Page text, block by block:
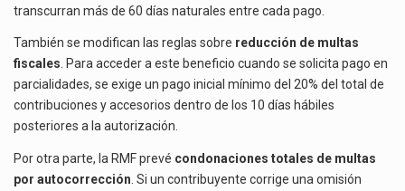
transcurran más de 60 días naturales entre cada pago.
También se modifican las reglas sobre reducción de multas
fiscales . Para acceder a este beneficio cuando se solicita pago en
parcialidades, se exige un pago inicial mínimo del 20% del total de
contribuciones y accesorios dentro de los 10 días hábiles
posteriores a la autorización.
Por otra parte, la RMF prevé condonaciones totales de multas
por autocorrección . Si un contribuyente corrige una omisión